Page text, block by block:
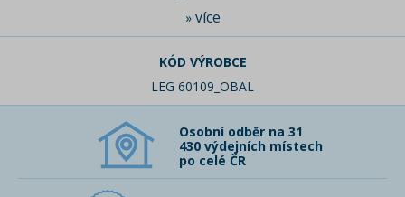
» více
KÓD VÝROBCE
LEG 60109_OBAL
Osobní odběr na 31
430 výdejních místech
po celé ČR